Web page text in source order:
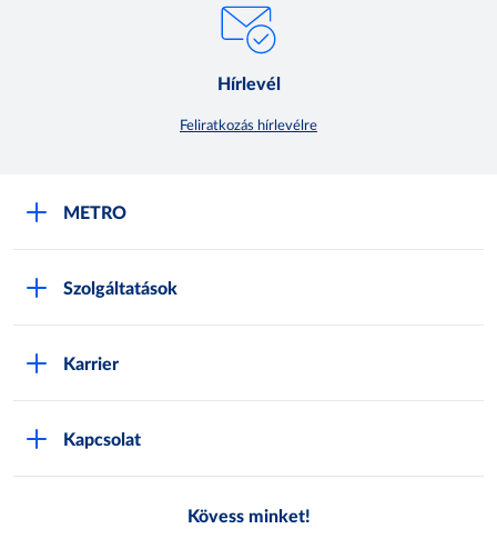
Hírlevél
Feliratkozás hírlevélre
METRO
Szolgáltatások
Karrier
Kapcsolat
Kövess minket!